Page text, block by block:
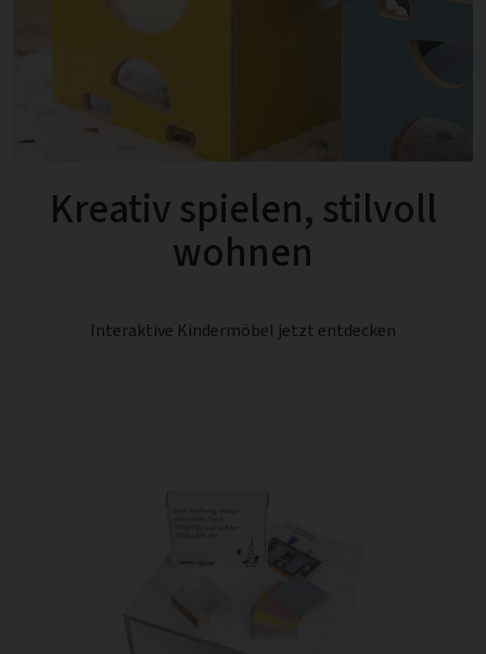
Kreativ spielen, stilvoll
wohnen
Interaktive Kindermöbel jetzt entdecken